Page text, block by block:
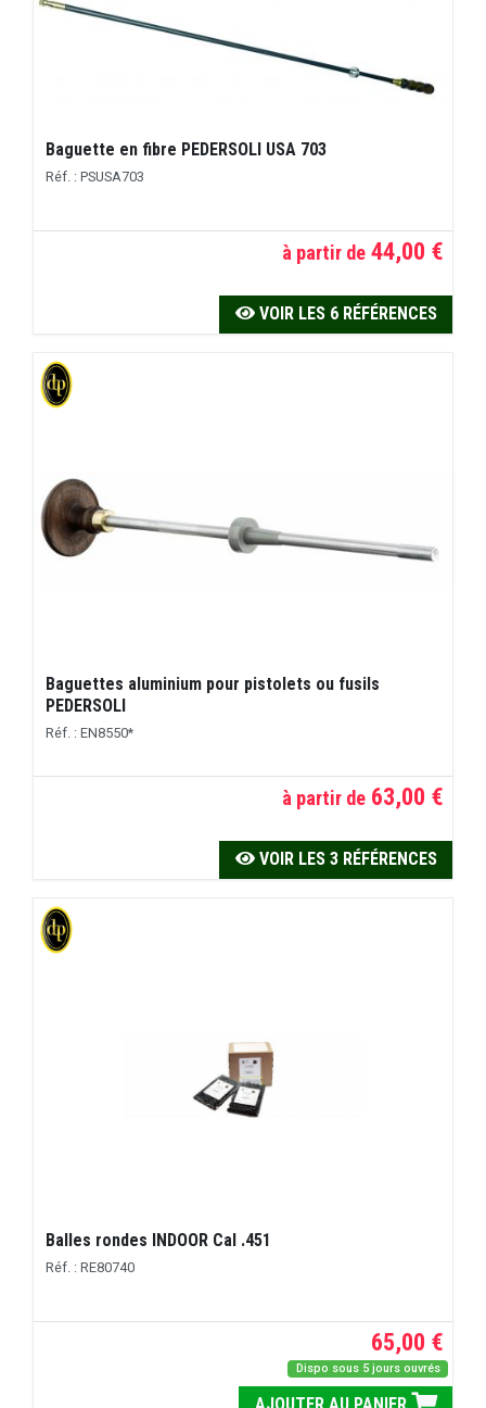
Baguette en fibre PEDERSOLI USA 703
Réf. : PSUSA703
à partir de 44,00 €
VOIR LES 6 RÉFÉRENCES
Baguettes aluminium pour pistolets ou fusils
PEDERSOLI
Réf. : EN8550*
à partir de 63,00 €
VOIR LES 3 RÉFÉRENCES
Balles rondes INDOOR Cal .451
Réf. : RE80740
65,00 €
Dispo sous 5 jours ouvrés